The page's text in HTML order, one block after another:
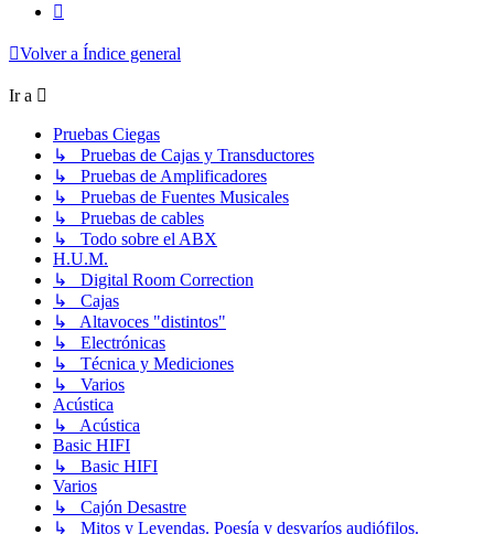
Volver a Índice general
Ir a
Pruebas Ciegas
↳ Pruebas de Cajas y Transductores
↳ Pruebas de Amplificadores
↳ Pruebas de Fuentes Musicales
↳ Pruebas de cables
↳ Todo sobre el ABX
H.U.M.
↳ Digital Room Correction
↳ Cajas
↳ Altavoces "distintos"
↳ Electrónicas
↳ Técnica y Mediciones
↳ Varios
Acústica
↳ Acústica
Basic HIFI
↳ Basic HIFI
Varios
↳ Cajón Desastre
↳ Mitos y Leyendas. Poesía y desvaríos audiófilos.